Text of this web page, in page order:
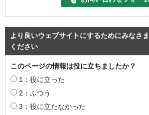
より良いウェブサイトにするためにみなさ
ください
このページの情報は役に立ちましたか？
1：役に立った
2：ふつう
3：役に立たなかった